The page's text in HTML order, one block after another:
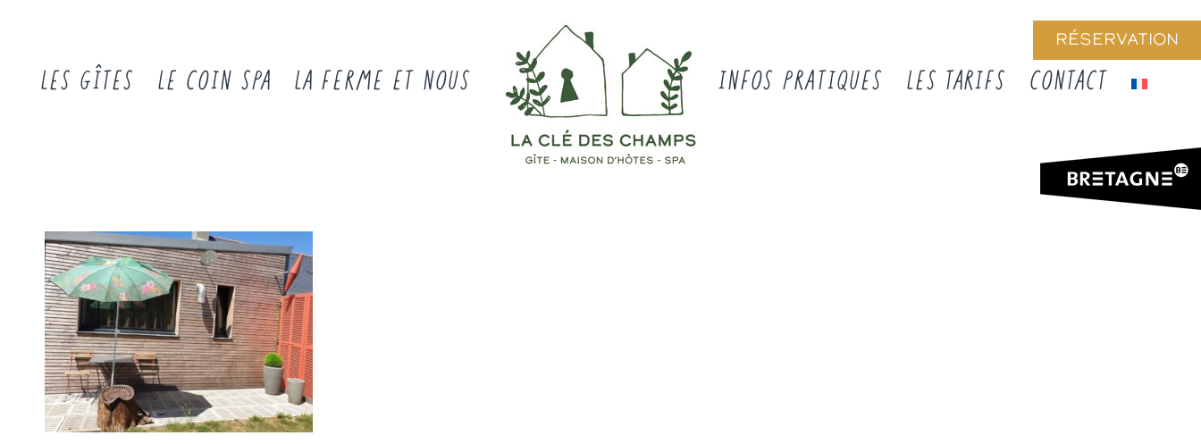
RÉSERVATION
LES GÎTES LE COIN SPA LA FERME ET NOUS INFOS PRATIQUES LES TARIFS CONTACT